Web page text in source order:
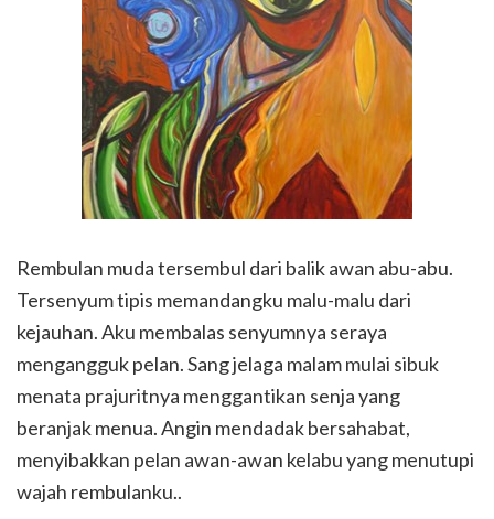
Rembulan muda tersembul dari balik awan abu-abu.
Tersenyum tipis memandangku malu-malu dari
kejauhan. Aku membalas senyumnya seraya
mengangguk pelan. Sang jelaga malam mulai sibuk
menata prajuritnya menggantikan senja yang
beranjak menua. Angin mendadak bersahabat,
menyibakkan pelan awan-awan kelabu yang menutupi
wajah rembulanku..